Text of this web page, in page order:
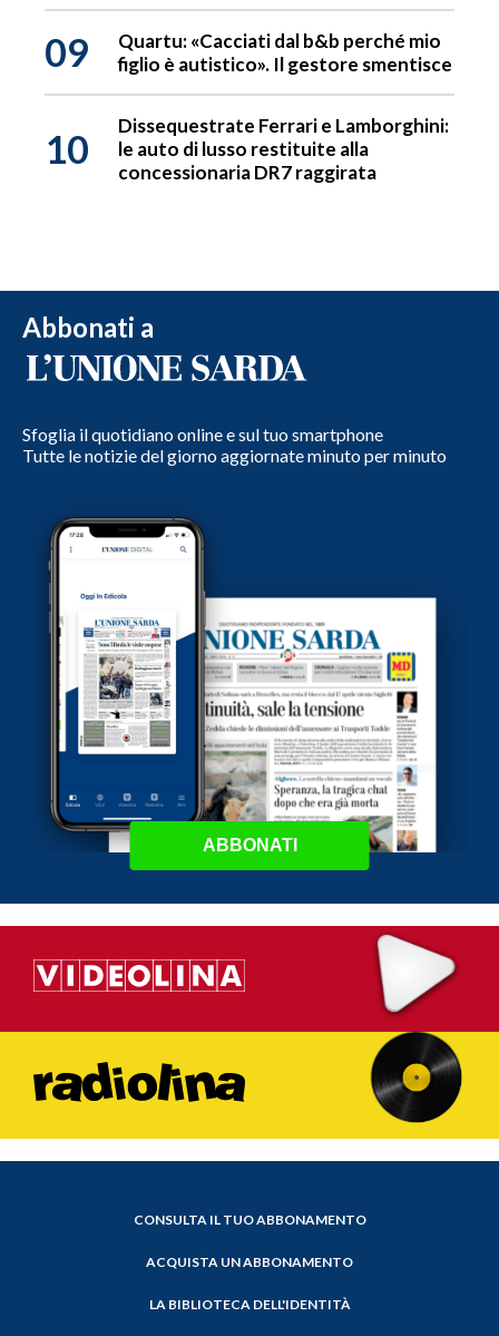
09
Quartu: «Cacciati dal b&b perché mio
figlio è autistico». Il gestore smentisce
10
Dissequestrate Ferrari e Lamborghini:
le auto di lusso restituite alla
concessionaria DR7 raggirata
Abbonati a
Sfoglia il quotidiano online e sul tuo smartphone
Tutte le notizie del giorno aggiornate minuto per minuto
ABBONATI
CONSULTA IL TUO ABBONAMENTO
ACQUISTA UN ABBONAMENTO
LA BIBLIOTECA DELL'IDENTITÀ